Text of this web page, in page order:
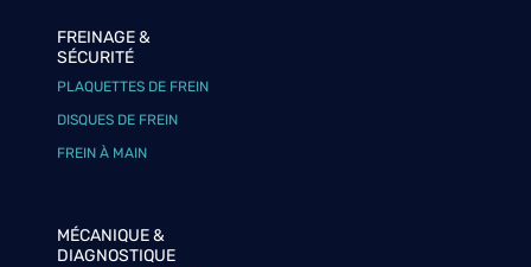
FREINAGE &
SÉCURITÉ
PLAQUETTES DE FREIN
DISQUES DE FREIN
FREIN À MAIN
MÉCANIQUE &
DIAGNOSTIQUE